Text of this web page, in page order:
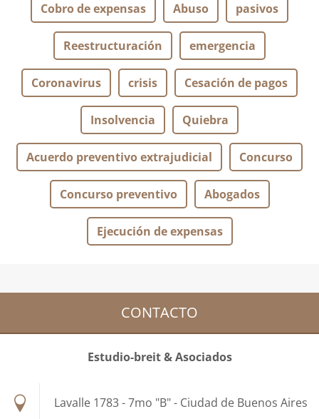
Cobro de expensas Abuso pasivos
Reestructuración emergencia
Coronavirus crisis Cesación de pagos
Insolvencia Quiebra
Acuerdo preventivo extrajudicial Concurso
Concurso preventivo Abogados
Ejecución de expensas
CONTACTO
Estudio-breit & Asociados
Lavalle 1783 - 7mo "B" - Ciudad de Buenos Aires